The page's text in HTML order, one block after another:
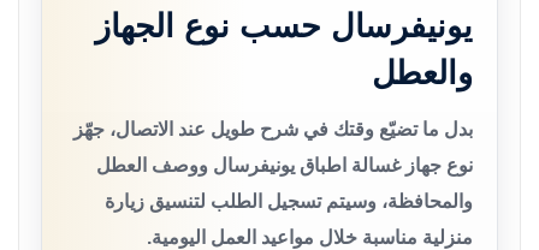
يونيفرسال حسب نوع الجهاز
والعطل
بدل ما تضيّع وقتك في شرح طويل عند الاتصال، جهّز
نوع جهاز غسالة اطباق يونيفرسال ووصف العطل
والمحافظة، وسيتم تسجيل الطلب لتنسيق زيارة
منزلية مناسبة خلال مواعيد العمل اليومية.